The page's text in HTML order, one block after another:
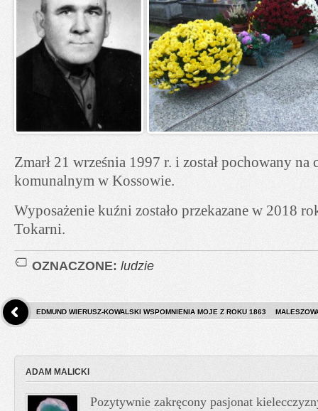
Zmarł 21 września 1997 r. i został pochowany na
komunalnym w Kossowie.
Wyposażenie kuźni zostało przekazane w 2018
Tokarni.
OZNACZONE: ludzie
EDMUND WIERUSZ-KOWALSKI WSPOMNIENIA MOJE Z ROKU 1863
ADAM MALICKI
Pozytywnie zakręcony pasjonat